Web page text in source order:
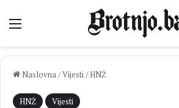
Izbornik
Naslovna/Vijesti/ HNŽ
HNŽ Vijesti